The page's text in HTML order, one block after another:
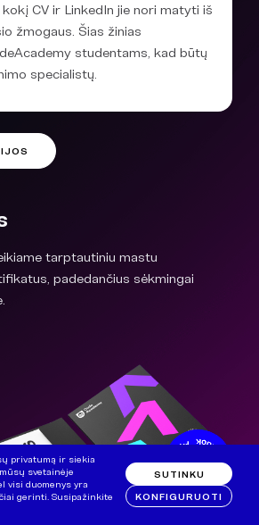
CV ir LinkedIn jie nori matyti iš
žmogaus. Šias žinias
studentams, kad būtų
specialistų.
tarptautiniu mastu
padedančius sėkmingai
privatumą ir siekia
svetainėje
visi duomenys yra
gerinti. Susipažinkite
SUTINKU
KONFIGURUOTI